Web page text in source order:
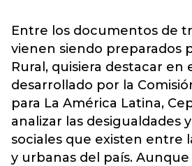
Entre los documentos de
vienen siendo preparados
Rural, quisiera destacar en
desarrollado por la
para La América Latina,
analizar las desigualdades
sociales que existen entre
y urbanas del país.